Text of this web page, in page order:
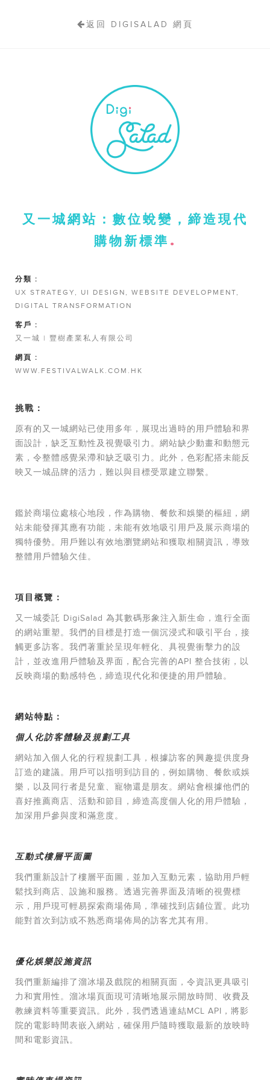
返回 DIGISALAD 網頁
又一城網站：數位蛻變，締造現代
購物新標準
分類 :
UX STRATEGY, UI DESIGN, WEBSITE DEVELOPMENT,
DIGITAL TRANSFORMATION
客戶 :
又一城 | 豐樹產業私人有限公司
網頁 :
WWW.FESTIVALWALK.COM.HK
挑戰：
原有的又一城網站已使用多年，展現出過時的用戶體驗和界
面設計，缺乏互動性及視覺吸引力。網站缺少動畫和動態元
素，令整體感覺呆滯和缺乏吸引力。此外，色彩配搭未能反
映又一城品牌的活力，難以與目標受眾建立聯繫。
鑑於商場位處核心地段，作為購物、餐飲和娛樂的樞紐，網
站未能發揮其應有功能，未能有效地吸引用戶及展示商場的
獨特優勢。用戶難以有效地瀏覽網站和獲取相關資訊，導致
整體用戶體驗欠佳。
項目概覽：
又一城委託 DigiSalad 為其數碼形象注入新生命，進行全面
的網站重塑。我們的目標是打造一個沉浸式和吸引平台，接
觸更多訪客。我們著重於呈現年輕化、具視覺衝擊力的設
計，並改進用戶體驗及界面，配合完善的API 整合技術，以
反映商場的動感特色，締造現代化和便捷的用戶體驗。
網站特點：
個人化訪客體驗及規劃工具
網站加入個人化的行程規劃工具，根據訪客的興趣提供度身
訂造的建議。用戶可以指明到訪目的，例如購物、餐飲或娛
樂，以及同行者是兒童、寵物還是朋友。網站會根據他們的
喜好推薦商店、活動和節目，締造高度個人化的用戶體驗，
加深用戶參與度和滿意度。
互動式樓層平面圖
我們重新設計了樓層平面圖，並加入互動元素，協助用戶輕
鬆找到商店、設施和服務。透過完善界面及清晰的視覺標
示，用戶現可輕易探索商場佈局，準確找到店鋪位置。此功
能對首次到訪或不熟悉商場佈局的訪客尤其有用。
優化娛樂設施資訊
我們重新編排了溜冰場及戲院的相關頁面，令資訊更具吸引
力和實用性。溜冰場頁面現可清晰地展示開放時間、收費及
教練資料等重要資訊。此外，我們透過連結MCL API，將影
院的電影時間表嵌入網站，確保用戶隨時獲取最新的放映時
間和電影資訊。